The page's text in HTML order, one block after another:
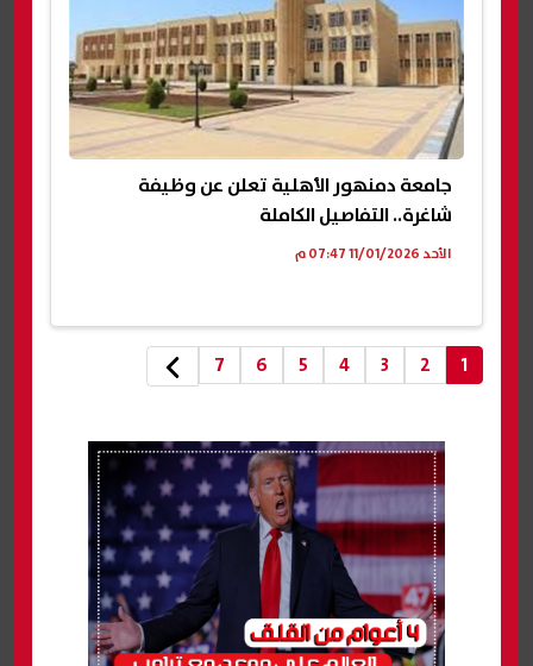
جامعة دمنهور الأهلية تعلن عن وظيفة
شاغرة.. التفاصيل الكاملة
الأحد 11/01/2026 07:47 م
1
2
3
4
5
6
7